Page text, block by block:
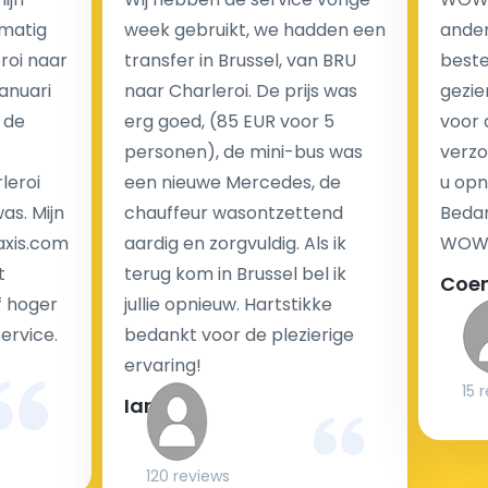
tegenstelling tot traditionele taxi's met taxameter
brengen wij u geen extra kosten in rekening voor de
nachtrit.
We hebben geen ophaaltarief of extra kosten voor
wachttijd als uw vlucht vertraging heeft.
Kijk op onze website voor meer informatie over uw
transferkosten. Ons boekingsformulier bevat alle
mogelijke extra's die u kunt kiezen en de prijs die u
krijgt is transparant voor een passagier en een
chauffeur.
Kan taxi transfer bij aankomst op de luchthaven
gereserveerd worden?
naar
Mijn
hoger
week gebruikt, we hadden een
transfer in Brussel, van BRU
naar Charleroi. De prijs was
erg goed, (85 EUR voor 5
personen), de mini-bus was
een nieuwe Mercedes, de
chauffeur wasontzettend
aardig en zorgvuldig. Als ik
terug kom in Brussel bel ik
jullie opnieuw. Hartstikke
bedankt voor de plezierige
ervaring!
Ian
120 reviews
voor
u
15